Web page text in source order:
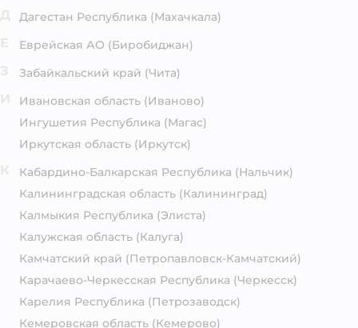
Дагестан Республика (Махачкала)
Еврейская АО (Биробиджан)
Забайкальский край (Чита)
Ивановская область (Иваново)
Ингушетия Республика (Магас)
Иркутская область (Иркутск)
Кабардино-Балкарская Республика (Нальчик)
Калининградская область (Калининград)
Калмыкия Республика (Элиста)
Калужская область (Калуга)
Камчатский край (Петропавловск-Камчатский)
Карачаево-Черкесская Республика (Черкесск)
Карелия Республика (Петрозаводск)
Кемеровская область (Кемерово)